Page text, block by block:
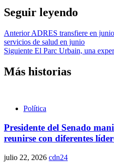
Seguir leyendo
AnteriorADRES transfiere en
servicios de salud en junio
Siguiente El Parc Urbain, una
Más historias
Política
Presidente del Senado
reunirse con diferentes
julio 22, 2026 cdn24